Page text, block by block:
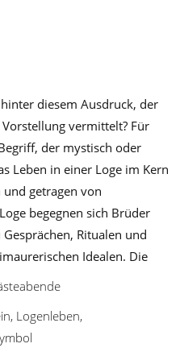
diesem Ausdruck, der
vermittelt? Für
der mystisch oder
Leben in einer Loge im Kern
getragen von
begegnen sich Brüder
Ritualen und
Idealen. Die
, Logenleben,